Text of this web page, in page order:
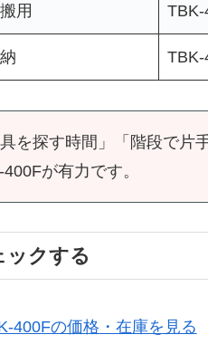
用 TBK-
を探す時間」「階段で片
が有力です。
ックする
400Fの価格・在庫を見る